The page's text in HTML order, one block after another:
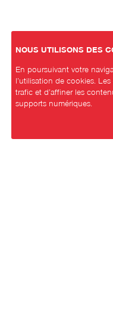
NOUS UTILISONS DES
En poursuivant votre
l’utilisation de cookies.
trafic et d’affiner les
supports numériques.